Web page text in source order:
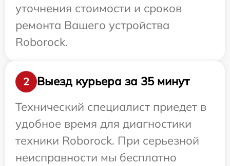
уточнения стоимости и сроков
ремонта Вашего устройства
Roborock.
2
Выезд курьера за 35 минут
Технический специалист приедет в
удобное время для диагностики
техники Roborock. При серьезной
неисправности мы бесплатно